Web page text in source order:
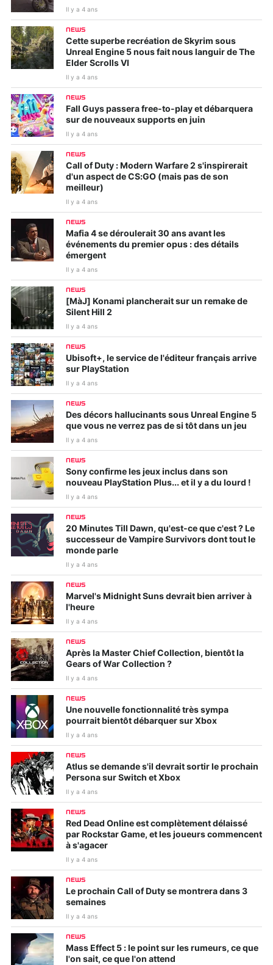
Il y a 4 ans
NEWS
Cette superbe recréation de Skyrim sous
Unreal Engine 5 nous fait nous languir de The
Elder Scrolls VI
Il y a 4 ans
NEWS
Fall Guys passera free-to-play et débarquera
sur de nouveaux supports en juin
Il y a 4 ans
NEWS
Call of Duty : Modern Warfare 2 s'inspirerait
d'un aspect de CS:GO (mais pas de son
meilleur)
Il y a 4 ans
NEWS
Mafia 4 se déroulerait 30 ans avant les
événements du premier opus : des détails
émergent
Il y a 4 ans
NEWS
[MàJ] Konami plancherait sur un remake de
Silent Hill 2
Il y a 4 ans
NEWS
Ubisoft+, le service de l'éditeur français arrive
sur PlayStation
Il y a 4 ans
NEWS
Des décors hallucinants sous Unreal Engine 5
que vous ne verrez pas de si tôt dans un jeu
Il y a 4 ans
NEWS
Sony confirme les jeux inclus dans son
nouveau PlayStation Plus... et il y a du lourd !
Il y a 4 ans
NEWS
20 Minutes Till Dawn, qu'est-ce que c'est ? Le
successeur de Vampire Survivors dont tout le
monde parle
Il y a 4 ans
NEWS
Marvel's Midnight Suns devrait bien arriver à
l'heure
Il y a 4 ans
NEWS
Après la Master Chief Collection, bientôt la
Gears of War Collection ?
Il y a 4 ans
NEWS
Une nouvelle fonctionnalité très sympa
pourrait bientôt débarquer sur Xbox
Il y a 4 ans
NEWS
Atlus se demande s'il devrait sortir le prochain
Persona sur Switch et Xbox
Il y a 4 ans
NEWS
Red Dead Online est complètement délaissé
par Rockstar Game, et les joueurs commencent
à s'agacer
Il y a 4 ans
NEWS
Le prochain Call of Duty se montrera dans 3
semaines
Il y a 4 ans
NEWS
Mass Effect 5 : le point sur les rumeurs, ce que
l'on sait, ce que l'on attend